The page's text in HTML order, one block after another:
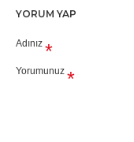
YORUM YAP
Adınız
Yorumunuz